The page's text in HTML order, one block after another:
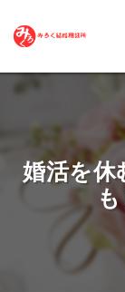
婚活を休